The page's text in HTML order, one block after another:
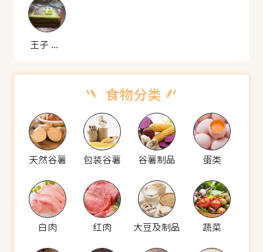
王子 全麦切片面包
天然谷薯 包装谷薯 谷薯制品 蛋类
白肉 红肉 大豆及制品 蔬菜